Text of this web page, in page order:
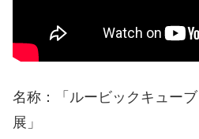
名称：「ルービックキュー
展」